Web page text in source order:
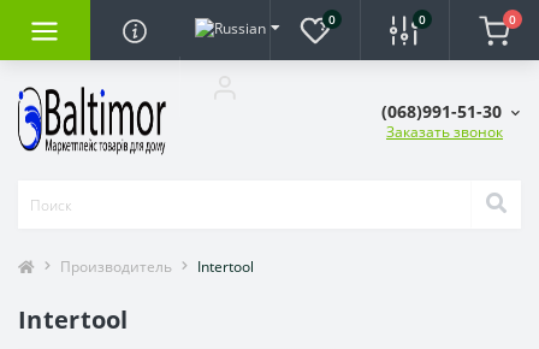
0 0 0
(068)991-51-30
Заказать звонок
Производитель Intertool
Intertool